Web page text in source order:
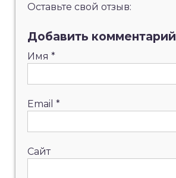
Оставьте свой отзыв:
Добавить комментарий
Имя *
Email *
Сайт